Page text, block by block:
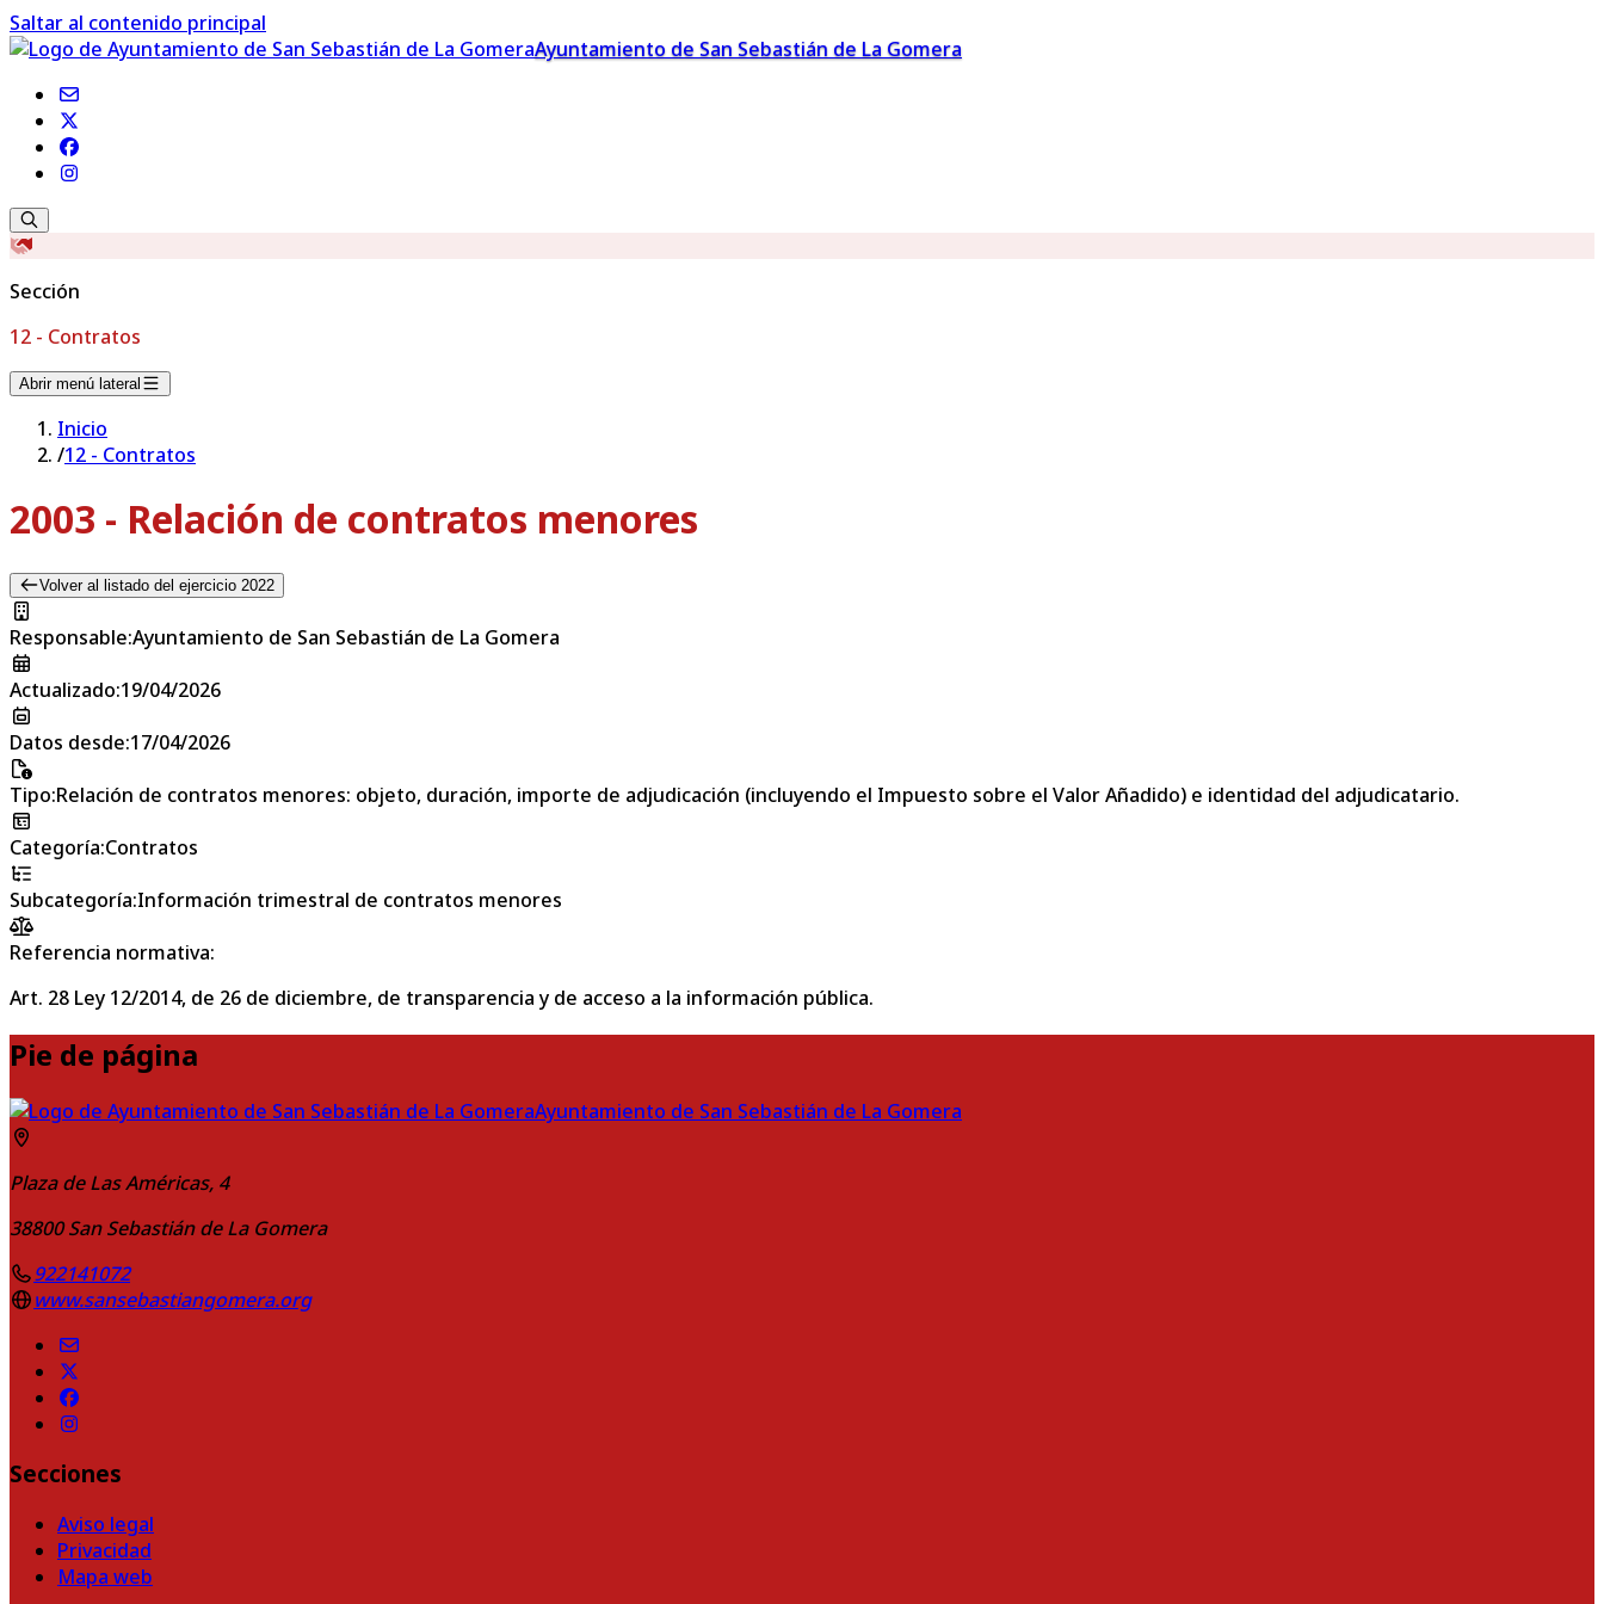
Saltar al contenido principal
Ayuntamiento de San Sebastián de La Gomera
Sección
12 - Contratos
Abrir menú lateral
Inicio
/12 - Contratos
2003 - Relación de contratos menores
Volver al listado del ejercicio 2022
Responsable:Ayuntamiento de San Sebastián de La Gomera
Actualizado:19/04/2026
Datos desde:17/04/2026
Tipo:Relación de contratos menores: objeto, duración, importe de adjudicación (incluyendo el Impuesto sobre el Valor Añadido) e identidad del adjudicatario.
Categoría:Contratos
Subcategoría:Información trimestral de contratos menores
Referencia normativa:
Art. 28 Ley 12/2014, de 26 de diciembre, de transparencia y de acceso a la información pública.
Pie de página
Ayuntamiento de San Sebastián de La Gomera
Plaza de Las Américas, 4
38800 San Sebastián de La Gomera
922141072
www.sansebastiangomera.org
Secciones
Aviso legal
Privacidad
Mapa web